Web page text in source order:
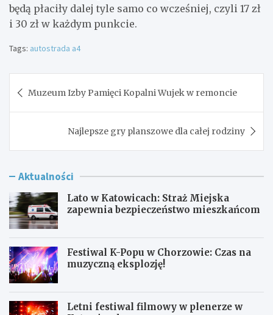
będą płaciły dalej tyle samo co wcześniej, czyli 17 zł
i 30 zł w każdym punkcie.
Tags: autostrada a4
wpisu
Muzeum Izby Pamięci Kopalni Wujek w remoncie
Najlepsze gry planszowe dla całej rodziny
Aktualności
Lato w Katowicach: Straż Miejska
zapewnia bezpieczeństwo mieszkańcom
Festiwal K-Popu w Chorzowie: Czas na
muzyczną eksplozję!
Letni festiwal filmowy w plenerze w